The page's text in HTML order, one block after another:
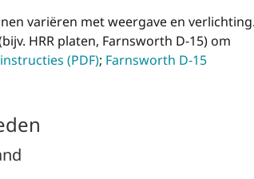
variëren met weergave en
HRR platen, Farnsworth D-15) om
(PDF); Farnsworth D-15